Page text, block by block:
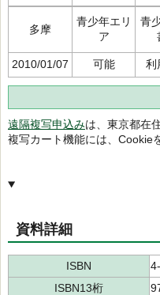
多摩
青少年エリ
ア
青
2010/01/07 可能 利
遠隔複写申込みは、東京都在
複写カート機能には、Cookie
資料詳細
ISBN
ISBN13桁